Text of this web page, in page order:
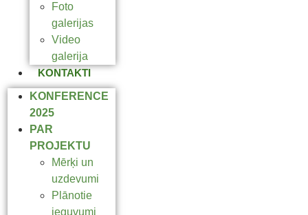
Foto
galerijas
Video
galerija
KONTAKTI
KONFERENCE
2025
PAR
PROJEKTU
Mērķi un
uzdevumi
Plānotie
ieguvumi